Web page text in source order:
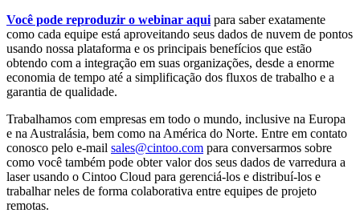
Você pode reproduzir o webinar aqui para saber exatamente
como cada equipe está aproveitando seus dados de nuvem de pontos
usando nossa plataforma e os principais benefícios que estão
obtendo com a integração em suas organizações, desde a enorme
economia de tempo até a simplificação dos fluxos de trabalho e a
garantia de qualidade.
Trabalhamos com empresas em todo o mundo, inclusive na Europa
e na Australásia, bem como na América do Norte. Entre em contato
conosco pelo e-mail sales@cintoo.com para conversarmos sobre
como você também pode obter valor dos seus dados de varredura a
laser usando o Cintoo Cloud para gerenciá-los e distribuí-los e
trabalhar neles de forma colaborativa entre equipes de projeto
remotas.